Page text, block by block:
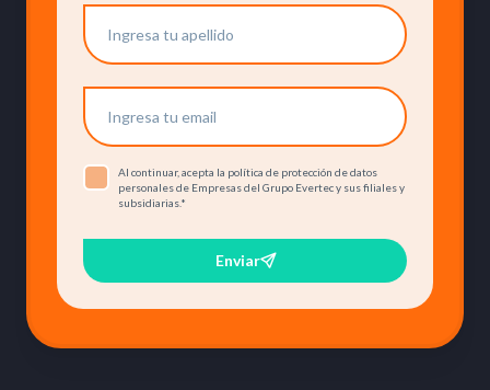
Al continuar, acepta la política de protección de datos
personales de Empresas del Grupo Evertec y sus filiales y
subsidiarias.*
Enviar